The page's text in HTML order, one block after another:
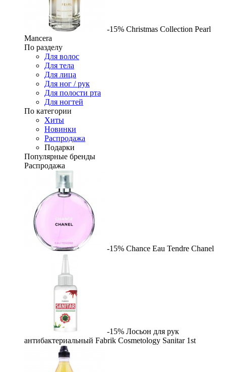
-15% Christmas Collection Pearl
Mancera
По разделу
Для волос
Для тела
Для лица
Для ног / рук
Для полости рта
Для ногтей
По категории
Хиты
Новинки
Распродажа
Подарки
Популярные бренды
Распродажа
-15% Chance Eau Tendre Chanel
-15% Лосьон для рук
антибактериальный Fabrik Cosmetology Sanitar 1st